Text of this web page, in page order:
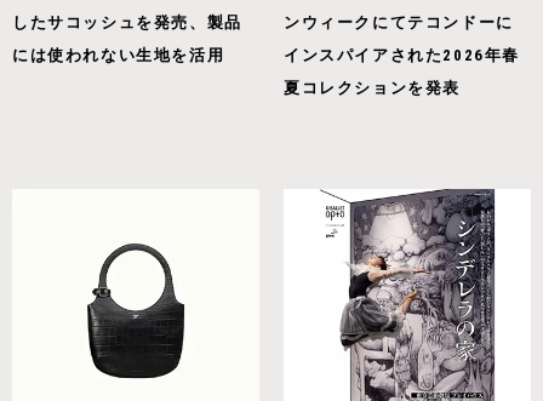
したサコッシュを発売、製品
には使われない生地を活用
ンウィークにてテコンドーに
インスパイアされた2026年春
夏コレクションを発表